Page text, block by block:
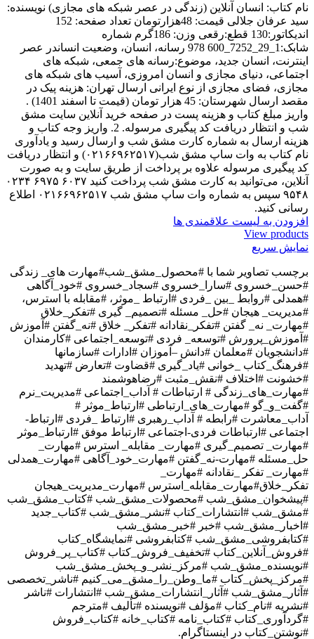
نام کتاب: انسان آنلاین (زندگی در عصر شبکه های مجازی) نویسنده:
سید عرفان جلالی قیمت: 48هزارتومان تعداد صفحه: 152
اندیکاتور:130 قطع:رقعی وزن: 186گرم شماره
شابک:1_29_7252_600 978 رسانه، انسان، وضعیت انساندر عصر
اینترنت، انسان جدید، موضوع:رسانه های جمعی، شبکه های
اجتماعی، دنیای مجازی و انسان امروزی، آسیب های شبکه های
مجازی، فضای مجازی از نوع ایرانی ارسال تهران: هزینه پیک در
مقصد ارسال شهرستان: 45 هزار تومان (قیمت تا اسفند 1401) .
واریز مبلغ کتاب و هزینه پست در صفحه خرید آنلاین سایت مشق
شب و انتظار دریافت کد پیگیری مرسوله. 2. واریز وجه کتاب و
هزینه ارسال به شماره کارت مشق شب و ارسال رسید و یادآوری
نام کتاب به وات ساپ مشق شب(۰۲۱۶۶۹۶۲۵۱۷) و انتظار دریافت
کد پیگیری مرسوله علاوه بر پرداخت از طریق سایت و به صورت
آنلاین، می‌توانید به کارت مشق شب پرداخت کنید ۶۰۳۷ ۶۹۷۵ ۰۲۳۴
۹۵۴۸ سپس به شماره وات ساپ مشق شب ۰۲۱۶۶۹۶۲۵۱۷ اطلاع
رسانی کنید.
افزودن به لیست علاقمندی ها
View products
نمایش سریع
برچسب تصاویر شما با #محصول_مشق_شب#مهارت های_ زندگی
#حسن_خسروی #سارا_خسروی #سجاد_خسروی #خود_آگاهی
#همدلی #روابط _بین _فردی #ارتباط _موثر، #مقابله با استرس،
#مدیریت_ هیجان #حل_ مسئله #تصمیم_ گیری #تفکر_خلاق
#مهارت_ نه_ گفتن #تفکر_نقادانه #تفکر_ خلاق #نه_گفتن #آموزش
#آموزش_پرورش #توسعه_ فردی #توسعه_اجتماعی #کارمندان
#دانشجویان #معلمان #دانش –آموزان #ادارات #سازمانها
#فرهنگ_کتاب _خوانی #یاد_گیری #قضاوت #تعارض #تهدید
#خشونت #اختلاف #نقش_مثبت #رضاهوشمند
#مهارت_های_زندگی # ارتباطات # آداب_اجتماعی #مدیریت_نرم
#گفت_و_گو #مهارت_های_ارتباطی #ارتباط_موثر #
آداب_معاشرت #رابطه # آداب_رهبری #ارتباط _فردی #ارتباط-
اجتماعی #ارتباطات فردی-اجتماعی #ارتباط موفق #ارتباط_موثر
#مهارت_ تصمیم_گیری #مهارت_ مقابله_ استرس #مهارت_
حل_مسئله #مهارت-نه_گفتن #مهارت_خود_آگاهی #مهارت_همدلی
#مهارت_ تفکر _نقادانه #مهارت_
تفکر_خلاق#مهارت_مقابله_استرس #مهارت_مدیریت_هیجان
#پیشخوان_مشق_شب #محصولات_مشق_شب #کتاب_مشق_شب
#مشق_شب #انتشارات_کتاب #نشر_مشق_شب #کتاب_جدید
#اخبار_مشق_شب #خبر #خبر_مشق_شب
#کتابفروشی_مشق_شب #کتابفروشی #نمایشگاه_کتاب
#فروش_آنلاین_کتاب #تخفیف_فروش_کتاب #کتاب_پر_فروش
#نویسنده_مشق_شب #مرکز_نشر_و_پخش_مشق_شب
#مرکز_پخش_کتاب #ما_وطن_را_مشق_می_کنیم #ناشر_تخصصی
#آثار_مشق_شب #آثار_انتشارات_مشق_شب #انتشارات #ناشر
#نشریه #نام_کتاب #مؤلف #نویسنده #تألیف #مترجم
#گردآوری_کتاب #کتاب_نامه #کتاب_خانه #کتاب_فروش
#نوشتن_کتاب در اینستاگرام.